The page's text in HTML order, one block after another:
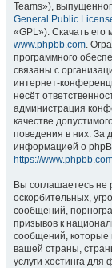
Teams»),
General Public
«GPL»). Скачать его
www.phpbb.com.
программного
связаны с
интернет-
несёт
администрация
качестве
поведения в них. За
информацией о
https://
Вы соглашаетесь не
оскорбительных,
сообщений,
призывов к
сообщений, которые
вашей страны,
услуги хостинга для